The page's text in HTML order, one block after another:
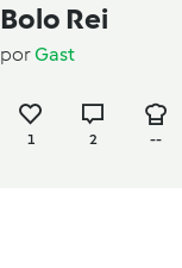
Bolo Rei
porGast
1 2 --